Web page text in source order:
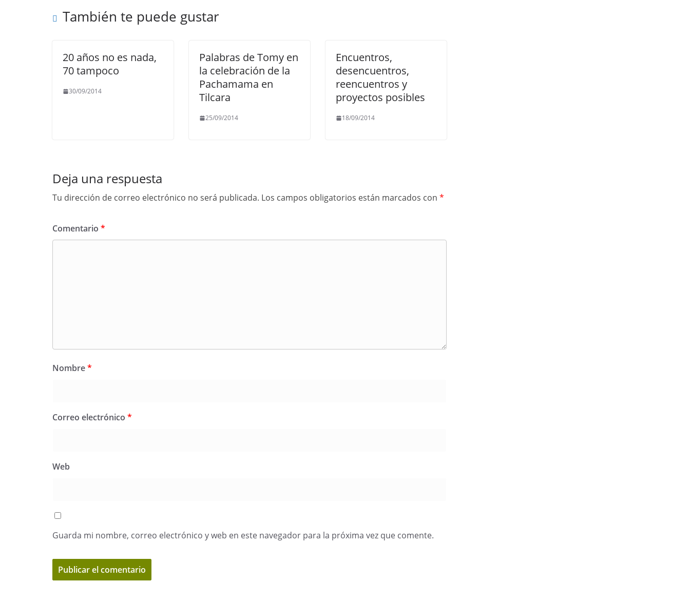
o p k
También te puede gustar
20 años no es nada,
70 tampoco
30/09/2014
Palabras de Tomy en
la celebración de la
Pachamama en
Tilcara
25/09/2014
Encuentros,
desencuentros,
reencuentros y
proyectos posibles
18/09/2014
Deja una respuesta
Tu dirección de correo electrónico no será publicada. Los campos obligatorios están marcados con *
Comentario *
Nombre*
Correo electrónico *
Web
Guarda mi nombre, correo electrónico y web en este navegador para la próxima vez que comente.